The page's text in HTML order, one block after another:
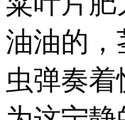
油油的，
虫弹奏